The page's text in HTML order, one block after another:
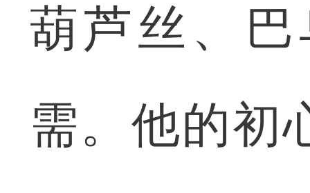
葫芦丝、
需。他的初